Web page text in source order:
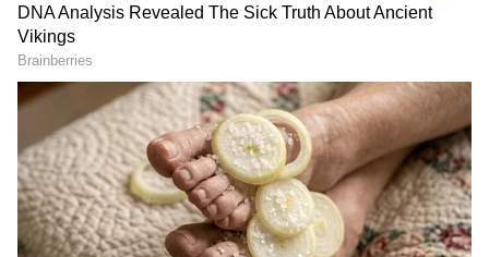
DOWNLOAD APP
ಕನ್ನಡ ಸಿನಿಮಾ (Kannada Cinema News), ಟಿವಿ
ಕಾರ್ಯಕ್ರಮಗಳು (Kannada TV Shows ), ಸೆಲೆಬ್ರಿಟಿ
ಸುದ್ದಿಗಳು ಮತ್ತು ಇತ್ತೀಚಿನ ಸುದ್ದಿಗಳಿಗಾಗಿ ಏಷ್ಯಾನೆಟ್
ಸುವರ್ಣ ನ್ಯೂಸ್‌ನಲ್ಲಿ ಮನರಂಜನಾ ವಿಭಾಗ ನೋಡಿ.
ಸಿನಿಮಾ ವಿಮರ್ಶೆಗಳು (Kannada Movies Review),